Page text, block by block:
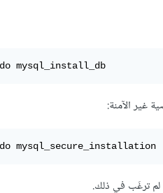
mysql_install_db
mysql_secure_installation